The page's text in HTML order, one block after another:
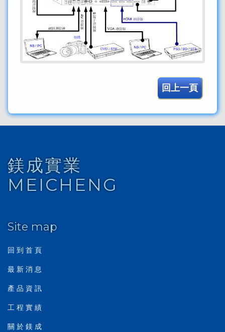
回上一頁
鎂成實業
MEICHENG
Site map
回 到 首 頁
最 新 消 息
產 品 資 訊
工 程 實 績
關 於 鎂 成